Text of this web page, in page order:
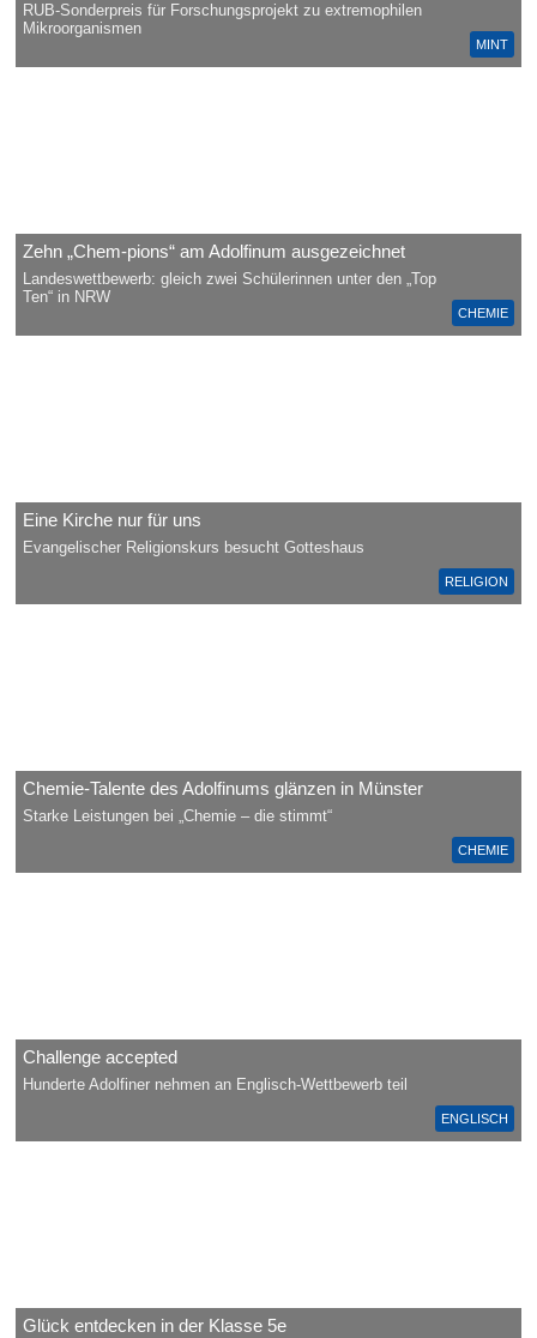
MINT
RUB-Sonderpreis für Forschungsprojekt zu extremophilen
Mikroorganismen
CHEMIE
Zehn „Chem-pions“ am Adolfinum ausgezeichnet
Landeswettbewerb: gleich zwei Schülerinnen unter den „Top
Ten“ in NRW
RELIGION
Eine Kirche nur für uns
Evangelischer Religionskurs besucht Gotteshaus
CHEMIE
Chemie-Talente des Adolfinums glänzen in Münster
Starke Leistungen bei „Chemie – die stimmt“
ENGLISCH
Challenge accepted
Hunderte Adolfiner nehmen an Englisch-Wettbewerb teil
Glück entdecken in der Klasse 5e